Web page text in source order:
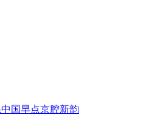
中国早点京腔新韵